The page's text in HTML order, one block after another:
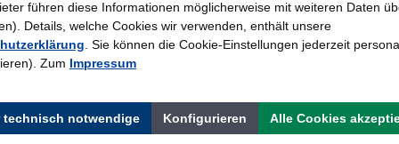
führen diese Informationen möglicherweise mit weiteren Daten
Details, welche Cookies wir verwenden, enthält unsere
. Sie können die Cookie-Einstellungen jederzeit
Zum Impressum
technisch notwendige Konfigurieren Alle Cookies